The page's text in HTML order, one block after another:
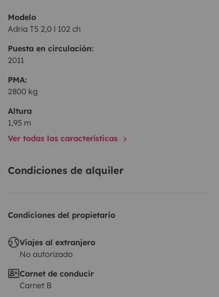
Modelo
Adria T5 2,0 l 102 ch
Puesta en circulación:
2011
PMA:
2800 kg
Altura
1,95 m
Ver todas las características
Condiciones de alquiler
Condiciones del propietario
Viajes al extranjero
No autorizado
Carnet de conducir
Carnet B